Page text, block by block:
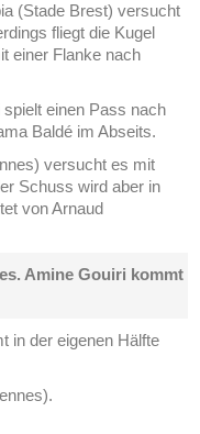
(Stade Brest) versucht
fliegt die Kugel
einer Flanke nach
einen Pass nach
Baldé im Abseits.
versucht es mit
Schuss wird aber in
von Arnaud
Amine Gouiri kommt
in der eigenen Hälfte